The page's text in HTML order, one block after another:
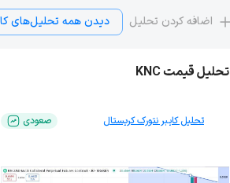
اضافه کردن تحلیل دیدن همه تحلیل‌های
تحلیل قیمت KNC
تحلیل کایبر نتورک کریستال صعودی